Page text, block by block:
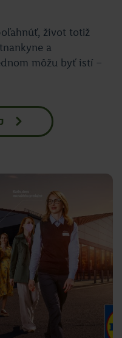
život totiž
a
môžu byť istí –